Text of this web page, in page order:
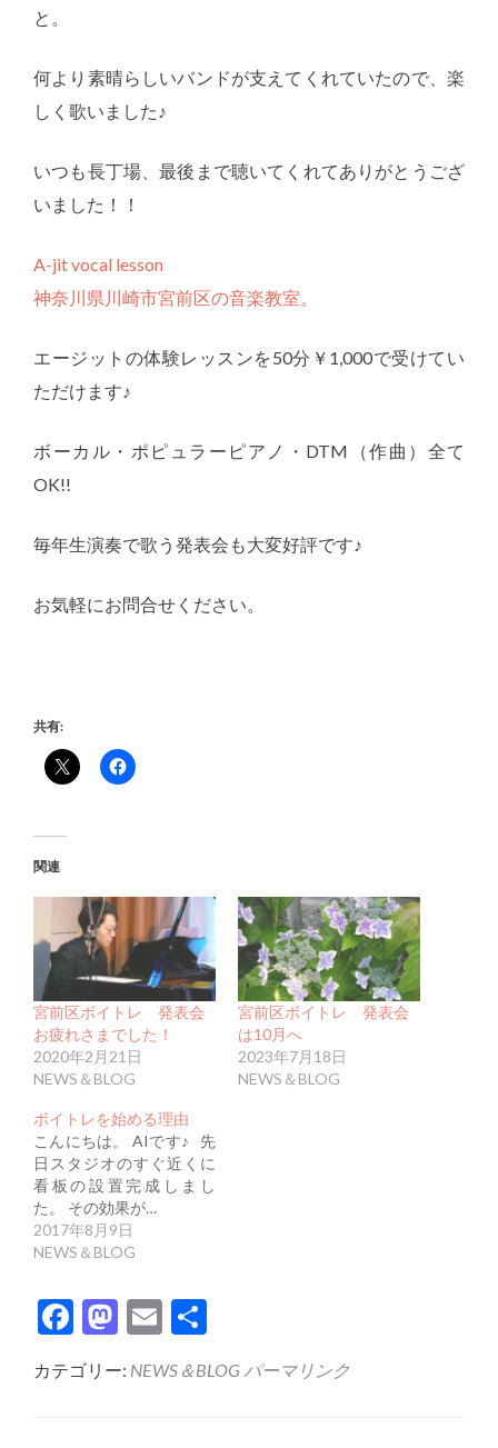
と。
何より素晴らしいバンドが支えてくれていたので、楽
しく歌いました♪
いつも長丁場、最後まで聴いてくれてありがとうござ
いました！！
A-jit vocal lesson
神奈川県川崎市宮前区の音楽教室。
エージットの体験レッスンを50分￥1,000で受けてい
ただけます♪
ボーカル・ポピュラーピアノ・DTM（作曲）全て
OK!!
毎年生演奏で歌う発表会も大変好評です♪
お気軽にお問合せください。
共有:
関連
宮前区ボイトレ 発表会
お疲れさまでした！
2020年2月21日
NEWS＆BLOG
宮前区ボイトレ 発表会
は10月へ
2023年7月18日
NEWS＆BLOG
ボイトレを始める理由
こんにちは。 AIです♪ 先
日スタジオのすぐ近くに
看板の設置完成しまし
た。 その効果が…
2017年8月9日
NEWS＆BLOG
Facebook
Mastodon
Email
カテゴリー: NEWS＆BLOG パーマリンク